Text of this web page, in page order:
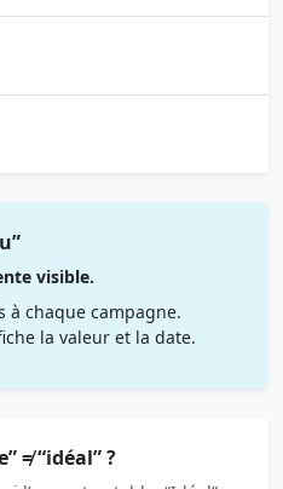
visible.
à chaque campagne.
la valeur et la date.
≠ “idéal” ?